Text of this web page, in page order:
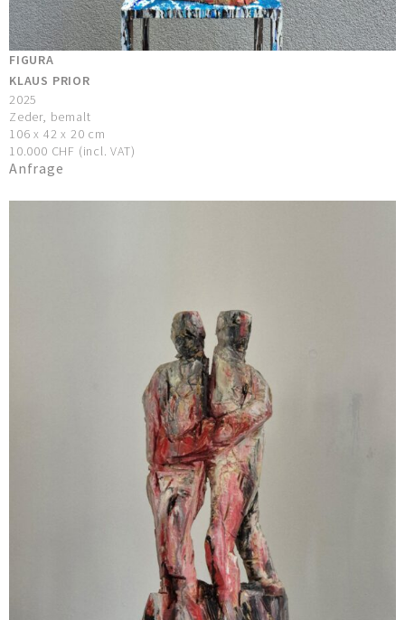
FIGURA
KLAUS PRIOR
2025
Zeder, bemalt
106 x 42 x 20 cm
10.000 CHF (incl. VAT)
Anfrage